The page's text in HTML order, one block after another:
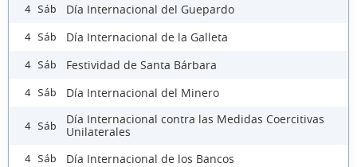
4 Sáb Día Internacional del Guepardo
4 Sáb Día Internacional de la Galleta
4 Sáb Festividad de Santa Bárbara
4 Sáb Día Internacional del Minero
4 Sáb
Día Internacional contra las Medidas Coercitivas
Unilaterales
4 Sáb Día Internacional de los Bancos